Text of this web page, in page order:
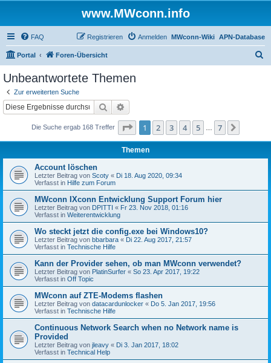
www.MWconn.info
FAQ APN-Database
MWconn-Wiki
Anmelden
Registrieren
Portal Foren-Übersicht
Unbeantwortete Themen
Zur erweiterten Suche
Suche
Die Suche ergab 168 Treffer Seite 1von
1 2 3 4 5 7
Themen
Account löschen
Letzter Beitrag von Scoty « Di 18. Aug 2020, 09:34
Verfasst in Hilfe zum Forum
MWconn IXconn Entwicklung Support Forum hier
Letzter Beitrag von DPITTI « Fr 23. Nov 2018, 01:16
Verfasst in Weiterentwicklung
Wo steckt jetzt die config.exe bei Windows10?
Letzter Beitrag von bbarbara « Di 22. Aug 2017, 21:57
Verfasst in Technische Hilfe
Kann der Provider sehen, ob man MWconn verwendet?
Letzter Beitrag von PlatinSurfer « So 23. Apr 2017, 19:22
Verfasst in Off Topic
MWconn auf ZTE-Modems flashen
Letzter Beitrag von datacardunlocker « Do 5. Jan 2017, 19:56
Verfasst in Technische Hilfe
Continuous Network Search when no Network name is
Provided
Letzter Beitrag von jleavy « Di 3. Jan 2017, 18:02
Verfasst in Technical Help